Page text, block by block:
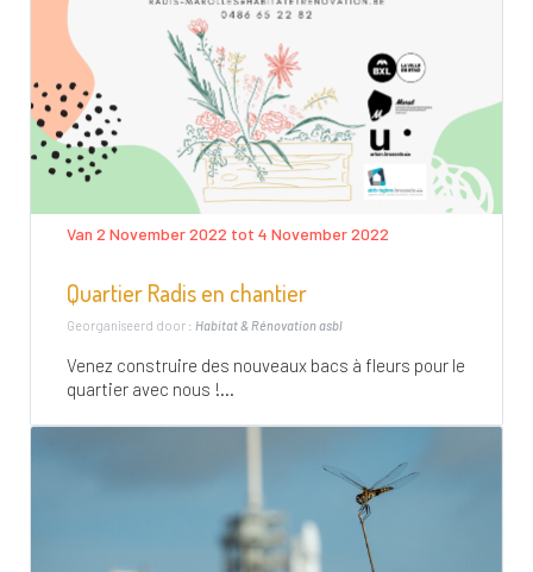
Van 2 November 2022 tot 4 November 2022
Quartier Radis en chantier
Georganiseerd door : Habitat & Rénovation asbl
Venez construire des nouveaux bacs à fleurs pour le
quartier avec nous !...